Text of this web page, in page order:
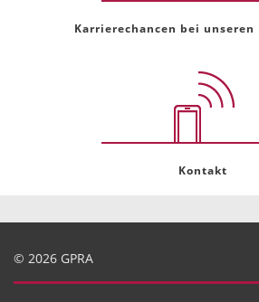
Karrierechancen bei
Kontakt
© 2026 GPRA